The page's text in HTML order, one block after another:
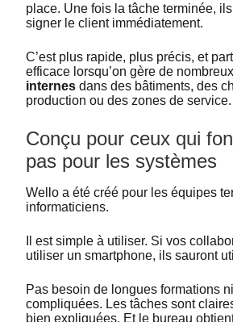
place. Une fois la tâche terminée,
signer le client immédiatement.
C’est plus rapide, plus précis, et
efficace lorsqu’on gère de nombreux
internes dans des bâtiments, des
production ou des zones de service.
Conçu pour ceux qui
pas pour les systèmes
Wello a été créé pour les équipes
informaticiens.
Il est simple à utiliser. Si vos
utiliser un smartphone, ils sauront
Pas besoin de longues formations
compliquées. Les tâches sont
bien expliquées. Et le bureau